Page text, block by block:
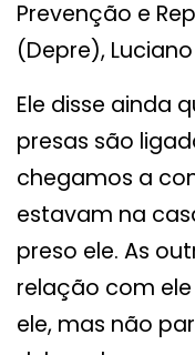
Prevenção e
(Depre),
Ele disse ainda
presas são
chegamos a
estavam na
preso ele. As
relação com
ele, mas não